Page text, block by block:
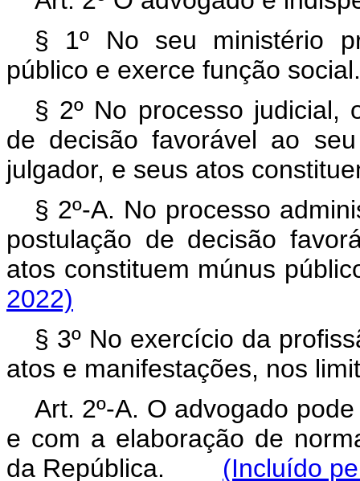
§ 1º No seu ministério
público e exerce função social.
§ 2º No processo judicial,
de decisão favorável ao
julgador, e seus atos
§ 2º-A. No processo
postulação de decisão
atos constituem múnus
2022)
§ 3º No exercício da
atos e manifestações, nos
Art. 2º-A. O advogado
e com a elaboração de
da República. (Incluído